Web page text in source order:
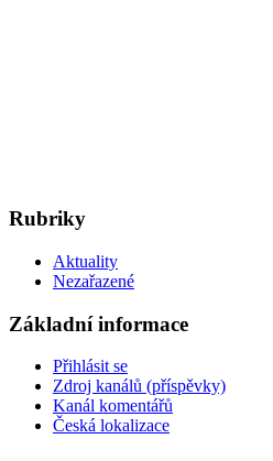
Rubriky
Aktuality
Nezařazené
Základní informace
Přihlásit se
Zdroj kanálů (příspěvky)
Kanál komentářů
Česká lokalizace